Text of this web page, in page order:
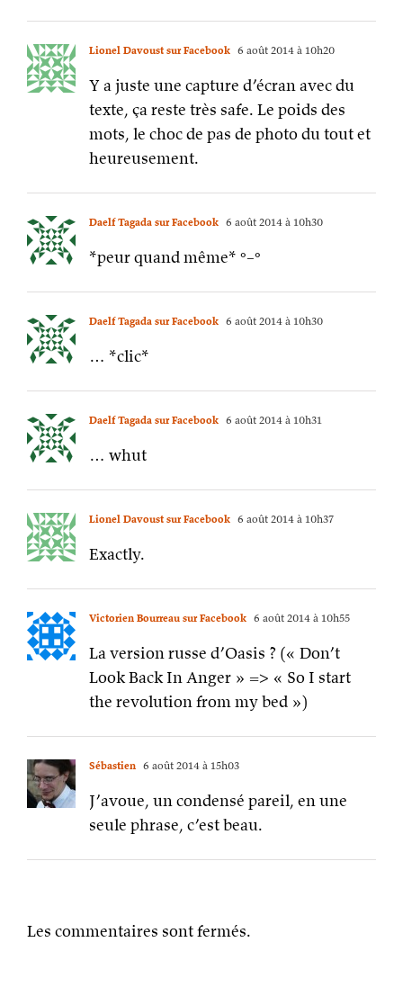
Lionel Davoust sur Facebook 6 août 2014 à 10h20
Y a juste une capture d’écran avec du
texte, ça reste très safe. Le poids des
mots, le choc de pas de photo du tout et
heureusement.
Daelf Tagada sur Facebook 6 août 2014 à 10h30
*peur quand même* °–°
Daelf Tagada sur Facebook 6 août 2014 à 10h30
… *clic*
Daelf Tagada sur Facebook 6 août 2014 à 10h31
… whut
Lionel Davoust sur Facebook 6 août 2014 à 10h37
Exactly.
Victorien Bourreau sur Facebook 6 août 2014 à 10h55
La version russe d’Oasis ? (« Don’t
Look Back In Anger » => « So I start
the revolution from my bed »)
Sébastien 6 août 2014 à 15h03
J’avoue, un condensé pareil, en une
seule phrase, c’est beau.
Les commentaires sont fermés.